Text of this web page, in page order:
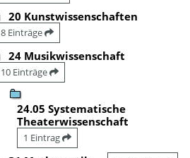
20 Kunstwissenschaften
8 Einträge
24 Musikwissenschaft
10 Einträge
24.05 Systematische
Theaterwissenschaft
1 Eintrag